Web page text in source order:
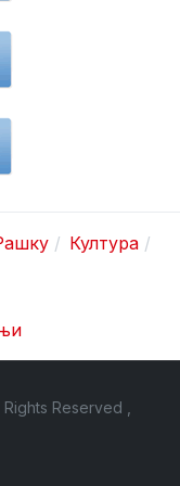
Култура
Reserved ,